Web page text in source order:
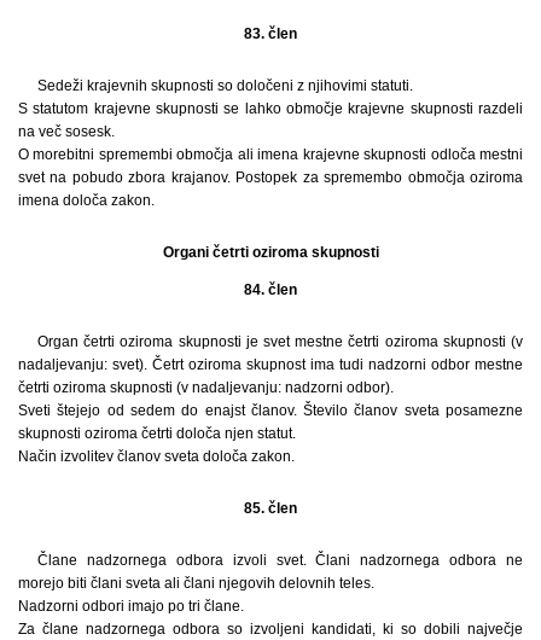
83. člen
Sedeži krajevnih skupnosti so določeni z njihovimi statuti.
S statutom krajevne skupnosti se lahko območje krajevne skupnosti razdeli
na več sosesk.
O morebitni spremembi območja ali imena krajevne skupnosti odloča mestni
svet na pobudo zbora krajanov. Postopek za spremembo območja oziroma
imena določa zakon.
Organi četrti oziroma skupnosti
84. člen
Organ četrti oziroma skupnosti je svet mestne četrti oziroma skupnosti (v
nadaljevanju: svet). Četrt oziroma skupnost ima tudi nadzorni odbor mestne
četrti oziroma skupnosti (v nadaljevanju: nadzorni odbor).
Sveti štejejo od sedem do enajst članov. Število članov sveta posamezne
skupnosti oziroma četrti določa njen statut.
Način izvolitev članov sveta določa zakon.
85. člen
Člane nadzornega odbora izvoli svet. Člani nadzornega odbora ne
morejo biti člani sveta ali člani njegovih delovnih teles.
Nadzorni odbori imajo po tri člane.
Za člane nadzornega odbora so izvoljeni kandidati, ki so dobili največje